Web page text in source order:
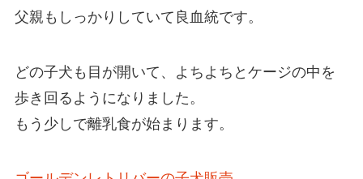
父親もしっかりしていて良血統です。
どの子犬も目が開いて、よちよちとケージの中を
歩き回るようになりました。
もう少しで離乳食が始まります。